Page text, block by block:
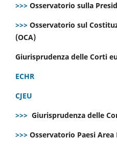
>>> Osservatorio sulla
>>> Osservatorio sul
(OCA)
Giurisprudenza delle Corti
ECHR
CJEU
>>> Giurisprudenza delle
>>> Osservatorio Paesi Area